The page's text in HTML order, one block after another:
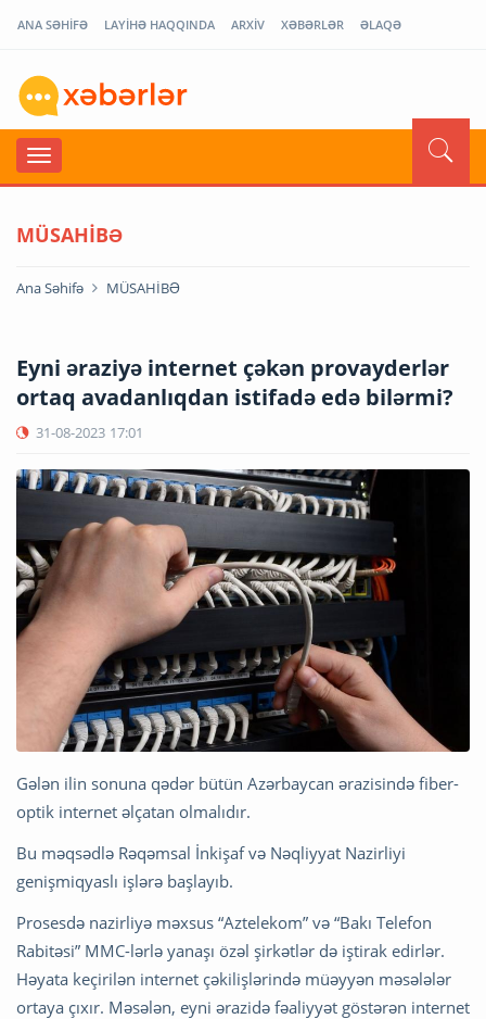
ANA SƏHİFƏ LAYİHƏ HAQQINDA ARXİV XƏBƏRLƏR ƏLAQƏ
MÜSAHİBƏ
Ana Səhifə MÜSAHİBƏ
Eyni əraziyə internet çəkən provayderlər
ortaq avadanlıqdan istifadə edə bilərmi?
31-08-2023 17:01
Gələn ilin sonuna qədər bütün Azərbaycan ərazisində fiber-
optik internet əlçatan olmalıdır.
Bu məqsədlə Rəqəmsal İnkişaf və Nəqliyyat Nazirliyi
genişmiqyaslı işlərə başlayıb.
Prosesdə nazirliyə məxsus “Aztelekom” və “Bakı Telefon
Rabitəsi” MMC-lərlə yanaşı özəl şirkətlər də iştirak edirlər.
Həyata keçirilən internet çəkilişlərində müəyyən məsələlər
ortaya çıxır. Məsələn, eyni ərazidə fəaliyyət göstərən internet